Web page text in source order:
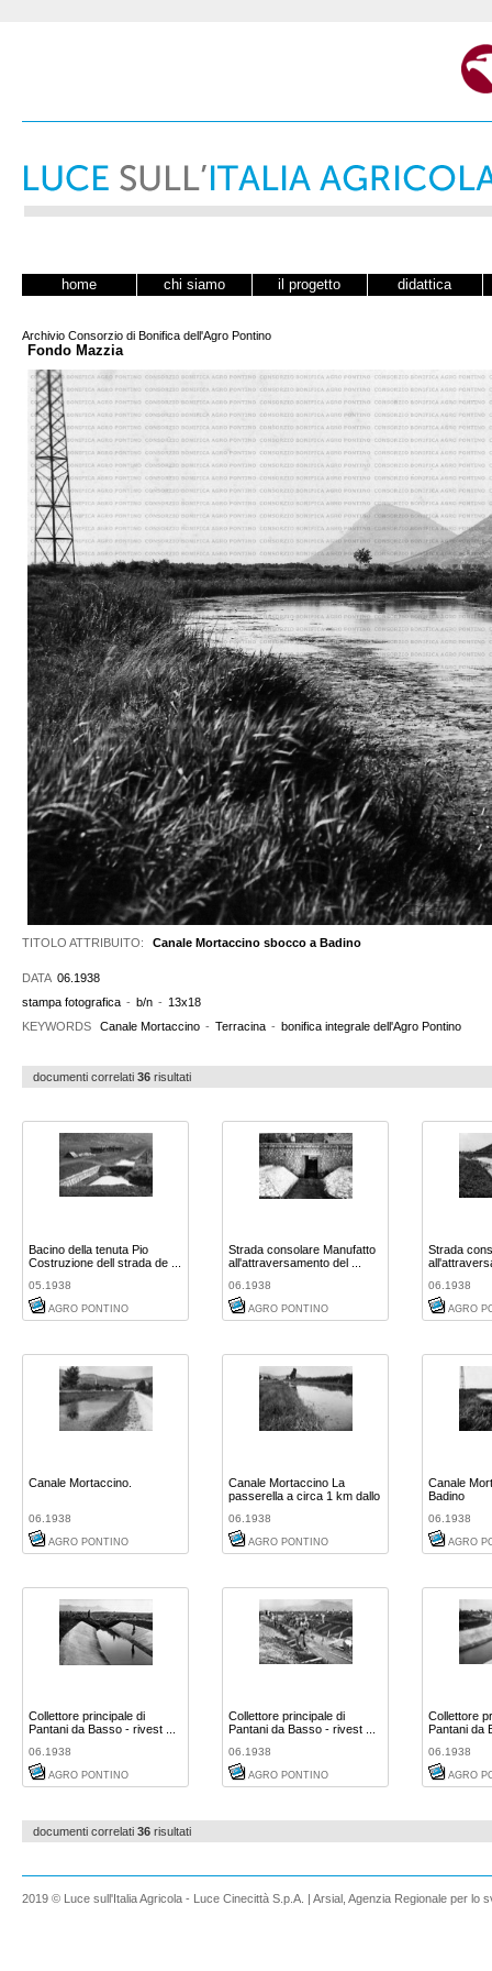
home chi siamo il progetto didattica
Archivio Consorzio di Bonifica dell'Agro Pontino
Fondo Mazzia
TITOLO ATTRIBUITO: Canale Mortaccino sbocco a Badino
DATA 06.1938
stampa fotografica - b/n - 13x18
KEYWORDS
Canale Mortaccino - Terracina - bonifica integrale dell'Agro Pontino
documenti correlati 36 risultati
Bacino della tenuta Pio
Costruzione dell strada de ...
05.1938
AGRO PONTINO
Strada consolare Manufatto
all'attraversamento del ...
06.1938
AGRO PONTINO
Strada
06.1938
AGRO
Canale Mortaccino.
06.1938
AGRO PONTINO
Canale Mortaccino La
passerella a circa 1 km dallo
06.1938
AGRO PONTINO
Canale
Badino
06.1938
AGRO
Collettore principale di
Pantani da Basso - rivest ...
06.1938
AGRO PONTINO
Collettore principale di
Pantani da Basso - rivest ...
06.1938
AGRO PONTINO
Collettore
Pantani da
06.1938
AGRO
documenti correlati 36 risultati
2019 © Luce sull'Italia Agricola - Luce Cinecittà S.p.A. | Arsial, Agenzia Regionale per